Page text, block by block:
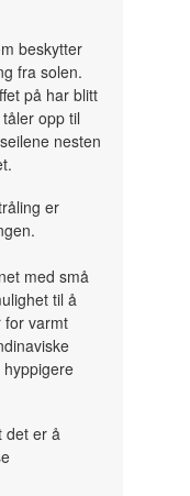
beskytter
fra solen.
på har blitt
opp til
nesten
er
med små
til å
for varmt
det er å